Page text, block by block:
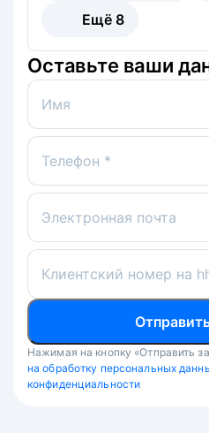
Ещё 8
Оставьте ваши
Имя
Телефон *
Электронная почта
Клиентский номер на
Нажимая на кнопку «Отправить
на обработку персональных
конфиденциальности